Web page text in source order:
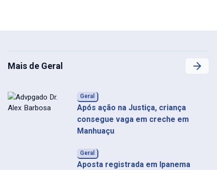
Mais de Geral
Geral
Após ação na Justiça, criança
consegue vaga em creche em
Manhuaçu
Geral
Aposta registrada em Ipanema